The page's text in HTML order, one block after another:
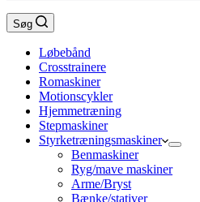
Søg
Løbebånd
Crosstrainere
Romaskiner
Motionscykler
Hjemmetræning
Stepmaskiner
Styrketræningsmaskiner
Benmaskiner
Ryg/mave maskiner
Arme/Bryst
Bænke/stativer